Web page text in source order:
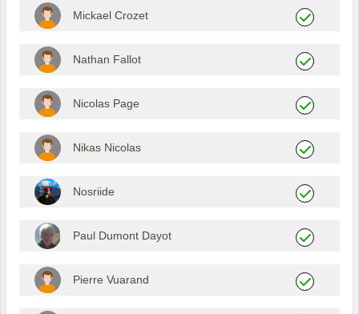
Mickael Crozet
Nathan Fallot
Nicolas Page
Nikas Nicolas
Nosriide
Paul Dumont Dayot
Pierre Vuarand